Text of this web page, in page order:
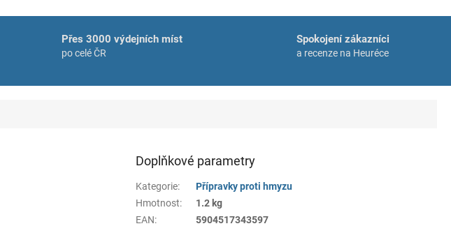
Přes 3000 výdejních míst
po celé ČR
Spokojení zákazníci
a recenze na Heuréce
Doplňkové parametry
Kategorie:
Přípravky proti hmyzu
Hmotnost:
1.2 kg
EAN: 5904517343597